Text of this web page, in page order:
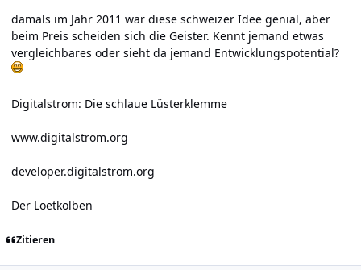
damals im Jahr 2011 war diese schweizer Idee genial, aber
beim Preis scheiden sich die Geister. Kennt jemand etwas
vergleichbares oder sieht da jemand Entwicklungspotential?
Digitalstrom: Die schlaue Lüsterklemme
www.digitalstrom.org
developer.digitalstrom.org
Der Loetkolben
Zitieren